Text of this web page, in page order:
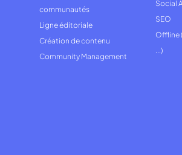
communautés
Ligne éditoriale
Création de contenu
Community Management
Social
SEO
Offline
...)